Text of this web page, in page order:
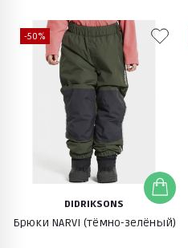
-50%
DIDRIKSONS
Брюки NARVI (тёмно-зелёный)